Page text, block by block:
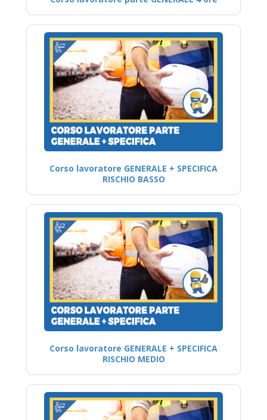
Corso lavoratore GENERALE + SPECIFICA
RISCHIO BASSO
Corso lavoratore GENERALE + SPECIFICA
RISCHIO MEDIO